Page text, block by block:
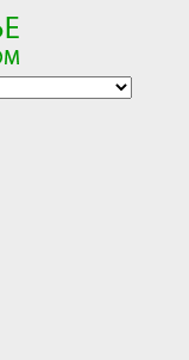
и по всей России
цены